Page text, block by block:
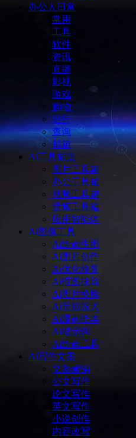
办公人日常
常用
工具
软件
资讯
直播
影视
游戏
购物
出行
查询
邮箱
Ai工具箱集
图片工具箱
办公工具箱
视频工具箱
音频工具箱
应用智能体
Ai图像工具
Ai绘画生图
Ai图片创作
Ai优化修复
Ai抠图抹除
Ai图片换脸
Ai无损放大
Ai漫画绘本
Ai提示词
Ai绘画工具
Ai写作文案
文案营销
公文写作
论文写作
英文写作
小说创作
内容改写